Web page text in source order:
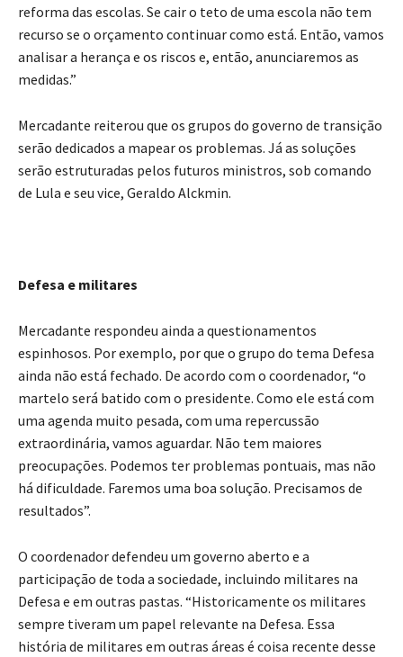
reforma das escolas. Se cair o teto de uma escola não tem
recurso se o orçamento continuar como está. Então, vamos
analisar a herança e os riscos e, então, anunciaremos as
medidas.”
Mercadante reiterou que os grupos do governo de transição
serão dedicados a mapear os problemas. Já as soluções
serão estruturadas pelos futuros ministros, sob comando
de Lula e seu vice, Geraldo Alckmin.
Defesa e militares
Mercadante respondeu ainda a questionamentos
espinhosos. Por exemplo, por que o grupo do tema Defesa
ainda não está fechado. De acordo com o coordenador, “o
martelo será batido com o presidente. Como ele está com
uma agenda muito pesada, com uma repercussão
extraordinária, vamos aguardar. Não tem maiores
preocupações. Podemos ter problemas pontuais, mas não
há dificuldade. Faremos uma boa solução. Precisamos de
resultados”.
O coordenador defendeu um governo aberto e a
participação de toda a sociedade, incluindo militares na
Defesa e em outras pastas. “Historicamente os militares
sempre tiveram um papel relevante na Defesa. Essa
história de militares em outras áreas é coisa recente desse